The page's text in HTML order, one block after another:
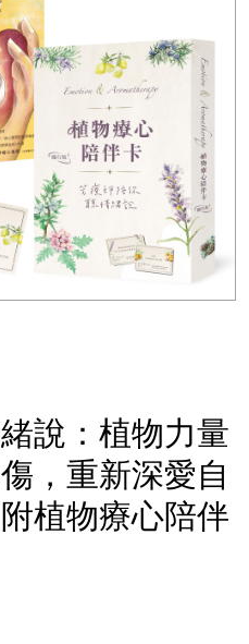
說：植物力量
，重新深愛自
植物療心陪伴